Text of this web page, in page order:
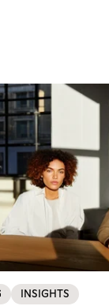
INSIGHTS